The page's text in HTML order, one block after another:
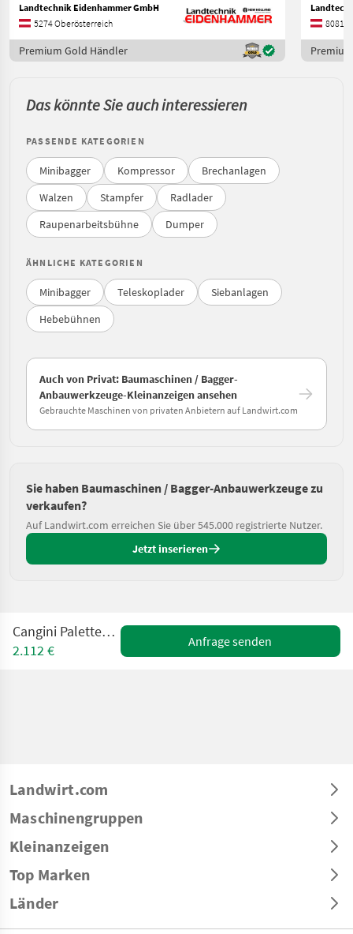
Landtechnik Eidenhammer GmbH
5274 Oberösterreich
Premium Gold Händler
8081
Das könnte Sie auch interessieren
PASSENDE KATEGORIEN
Minibagger Kompressor
Brechanlagen
Walzen
Stampfer
Radlader
Raupenarbeitsbühne
Dumper
ÄHNLICHE KATEGORIEN
Minibagger Teleskoplader
Siebanlagen
Hebebühnen
Auch von Privat: Baumaschinen / Bagger-
Anbauwerkzeuge-Kleinanzeigen ansehen
Gebrauchte Maschinen von privaten Anbietern auf Landwirt.com
Sie haben Baumaschinen / Bagger-Anbauwerkzeuge zu
verkaufen?
Auf Landwirt.com erreichen Sie über 545.000 registrierte Nutzer.
Jetzt inserieren
Cangini Palettengabel FK 10
2.112 €
Anfrage senden
Landwirt.com
Maschinengruppen
Kleinanzeigen
Top Marken
Länder